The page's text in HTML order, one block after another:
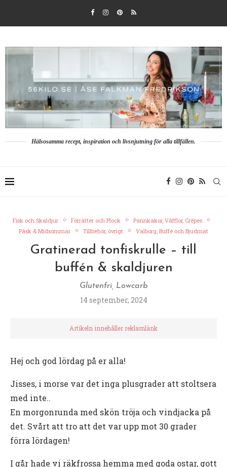
Hälsosamma recept, inspiration och livsnjutning för alla tillfällen.
Fisk och Skaldjur Förrätter och Plock
Pannkakor, Våfflor, Crêpes
Påsk & Midsommar
Tillbehör, övrigt Valborg, Buffé och Bjudmat
Gratinerad tonfiskrulle – till
buffén & skaldjuren
Glutenfri, Lowcarb
14 september, 2024
Artikeln innehåller reklamlänk
Hej och god lördag på er alla!
Jisses, i morse var det inga plusgrader att stoltsera
med inte..
En morgonrunda med skön tröja och vindjacka på
det. Svårt att tro att det var upp mot 30 grader
förra lördagen!
I går hade vi räkfrossa hemma med goda ostar, gott